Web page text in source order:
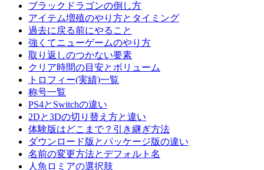
ブラックドラゴンの倒し方
アイテム増殖のやり方とタイミング
過去に戻る前にやること
強くてニューゲームのやり方
取り返しのつかない要素
クリア時間の目安とボリューム
トロフィー(実績)一覧
称号一覧
PS4とSwitchの違い
2Dと3Dの切り替え方と違い
体験版はどこまで？引き継ぎ方法
ダウンロード版とパッケージ版の違い
名前の変更方法とデフォルト名
人魚ロミアの選択肢